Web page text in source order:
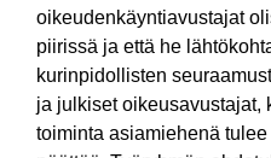
oikeudenkäyntiavustajat
piirissä ja että he
kurinpidollisten
ja julkiset oikeusavustajat,
toiminta asiamiehenä